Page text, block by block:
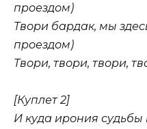
проездом)
Твори бардак, мы
проездом)
Твори, твори, твори,
[Куплет 2]
И куда ирония